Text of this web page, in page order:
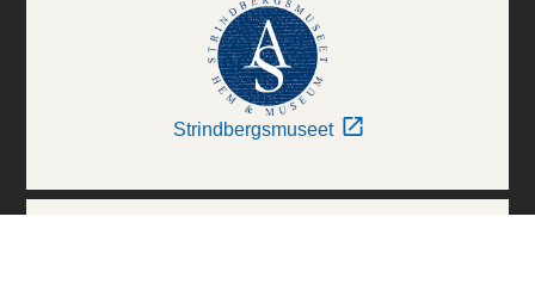
Strindbergsmuseet